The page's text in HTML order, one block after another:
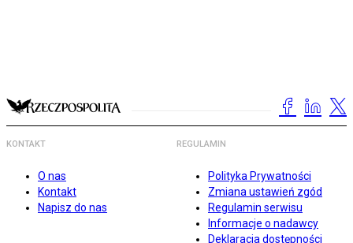
KONTAKT
O nas
Kontakt
Napisz do nas
REGULAMIN
Polityka Prywatności
Zmiana ustawień zgód
Regulamin serwisu
Informacje o nadawcy
Deklaracja dostępności